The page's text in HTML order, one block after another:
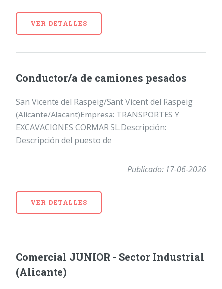
VER DETALLES
Conductor/a de camiones pesados
San Vicente del Raspeig/Sant Vicent del Raspeig
(Alicante/Alacant)Empresa: TRANSPORTES Y
EXCAVACIONES CORMAR SL.Descripción:
Descripción del puesto de
Publicado: 17-06-2026
VER DETALLES
Comercial JUNIOR - Sector Industrial
(Alicante)